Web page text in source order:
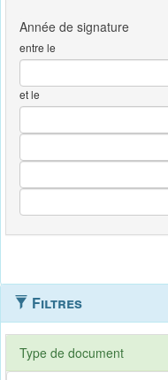
entre le
et le
Filtres
Type de document